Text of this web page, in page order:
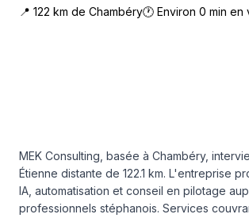
📍 122 km de Chambéry🕐 Environ 0 min en
MEK Consulting, basée à Chambéry,
Étienne distante de 122.1 km. L'entreprise
IA, automatisation et conseil en pilotage
professionnels stéphanois. Services